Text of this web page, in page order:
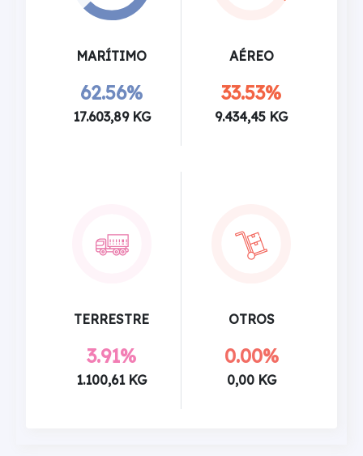
MARÍTIMO
62.56%
17.603,89 KG
AÉREO
33.53%
9.434,45 KG
TERRESTRE
3.91%
1.100,61 KG
OTROS
0.00%
0,00 KG